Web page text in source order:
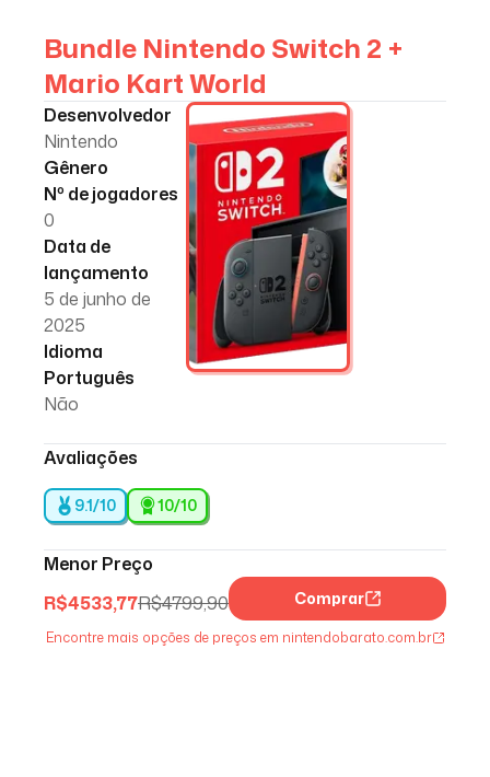
Bundle Nintendo Switch 2 +
Mario Kart World
Desenvolvedor
Nintendo
Gênero
Nº de jogadores
0
Data de
lançamento
5 de junho de
2025
Idioma
Português
Não
Avaliações
9.1/10 10/10
Menor Preço
R$4533,77R$4799,90 Comprar
Encontre mais opções de preços em nintendobarato.com.br